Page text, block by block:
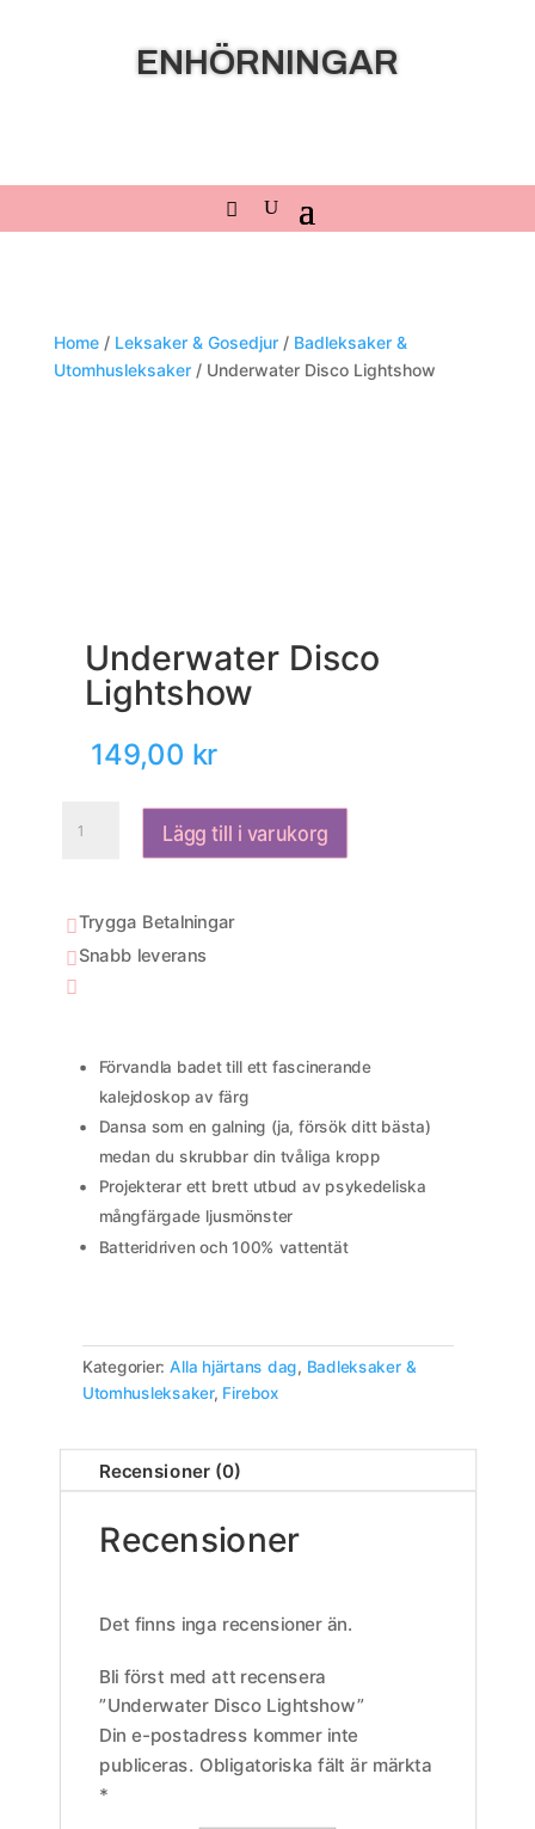
ENHÖRNINGAR
Home/ Leksaker & Gosedjur/ Badleksaker &
Utomhusleksaker/ Underwater Disco Lightshow
Underwater Disco
Lightshow
149,00 kr
Disco
Lägg till i varukorg
Trygga Betalningar
Snabb leverans

Förvandla badet till ett fascinerande
kalejdoskop av färg
Dansa som en galning (ja, försök ditt bästa)
medan du skrubbar din tvåliga kropp
Projekterar ett brett utbud av psykedeliska
mångfärgade ljusmönster
Batteridriven och 100% vattentät
Kategorier: Alla hjärtans dag, Badleksaker &
Utomhusleksaker, Firebox
Recensioner (0)
Recensioner
Det finns inga recensioner än.
Bli först med att recensera
”Underwater Disco Lightshow”
Din e-postadress kommer inte
publiceras. Obligatoriska fält är märkta
*